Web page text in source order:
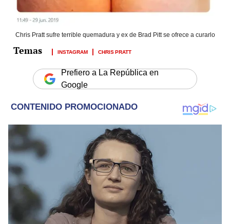
Chris Pratt sufre terrible quemadura y ex de Brad Pitt se ofrece a curarlo
INSTAGRAM CHRIS PRATT
Prefiero a La República en
Google